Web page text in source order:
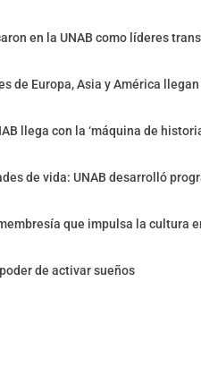
en la UNAB como líderes
de Europa, Asia y América llegan
llega con la ‘máquina de
de vida: UNAB desarrolló
membresía que impulsa la cultura
de activar sueños